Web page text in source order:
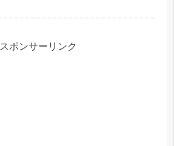
スポンサーリンク